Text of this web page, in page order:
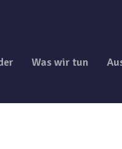
Was wir tun